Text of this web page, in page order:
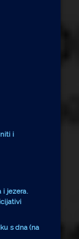
i
i jezera.
s dna (na